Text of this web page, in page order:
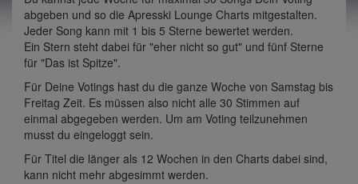
abgeben und so die Apresski Lounge Charts mitgestalten.
Jeder Song kann mit 1 bis 5 Sterne bewertet werden.
Ein Stern steht dabei für "eher nicht so gut" und fünf Sterne
für "Das ist Spitze".
Für Deine Votings hast du die ganze Woche von Samstag bis
Freitag Zeit. Es müssen also nicht alle 30 Stimmen auf
einmal abgegeben werden. Um am Voting teilzunehmen
musst du eingeloggt sein.
Für Titel die länger als 12 Wochen in den Charts dabei sind,
kann nicht mehr abgesimmt werden.